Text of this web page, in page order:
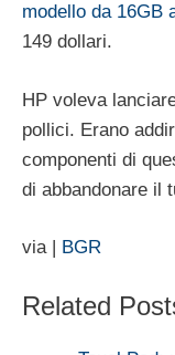
modello da 16GB
149 dollari.
HP voleva
pollici. Erano
componenti di
di abbandonare il
via | BGR
Related